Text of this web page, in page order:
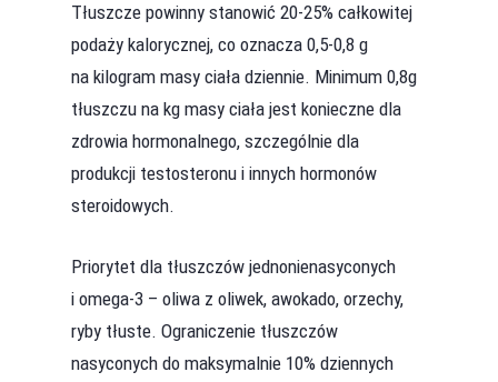
Tłuszcze powinny stanowić 20-25% całkowitej
podaży kalorycznej, co oznacza 0,5-0,8 g
na kilogram masy ciała dziennie. Minimum 0,8g
tłuszczu na kg masy ciała jest konieczne dla
zdrowia hormonalnego, szczególnie dla
produkcji testosteronu i innych hormonów
steroidowych.
Priorytet dla tłuszczów jednonienasyconych
i omega-3 – oliwa z oliwek, awokado, orzechy,
ryby tłuste. Ograniczenie tłuszczów
nasyconych do maksymalnie 10% dziennych